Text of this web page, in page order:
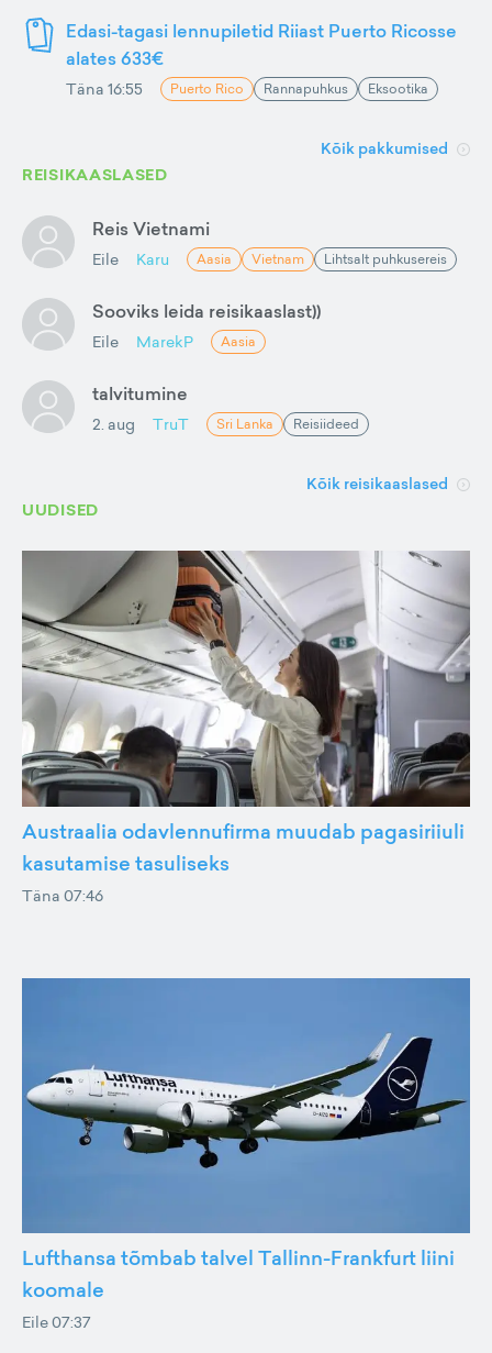
Edasi-tagasi lennupiletid Riiast Puerto Ricosse
alates 633€
Täna 16:55 Puerto Rico Rannapuhkus Eksootika
Kõik pakkumised
REISIKAASLASED
Reis Vietnami
Eile Karu Aasia Vietnam Lihtsalt puhkusereis
Sooviks leida reisikaaslast))
Eile MarekP Aasia
talvitumine
2. aug TruT Sri Lanka Reisiideed
Kõik reisikaaslased
UUDISED
Austraalia odavlennufirma muudab pagasiriiuli
kasutamise tasuliseks
Täna 07:46
Lufthansa tõmbab talvel Tallinn-Frankfurt liini
koomale
Eile 07:37